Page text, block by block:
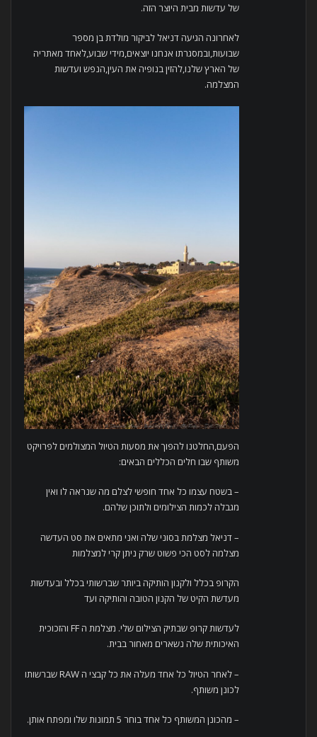
של עדשות מבית היוצר הזה.
לאחרונה הגיעה דניאל לביקור מולדת בן מספר
שבועות,ובמסגרתו אנחנו יוצאים,מידי שבוע,לאחד מאתריה
של הארץ שלנו,להזין בנופיה את העין,הנפש ועדשות
המצלמה.
הפעם,החלטנו להפוך את מסעות הטיול המצולמים לפרויקט
משותף שבו חלים הכללים הבאים:
– בשטח עצמו כל אחד חופשי לצלם מה שנראה לו ואין
מגבלה לכמות הצילומים ולתוכן שלהם.
– דניאל מצלמת בסוני שלה ואני מתאים את סט העדשה
מצלמה לסט הכי פשוט שרק ניתן קרי למצלמות
הקרופ בכלל ולקנון הותיקה ביותר שברשותי בכלל ובעדשות
מעדשת הקיט של הקנון הטובה והותיקה ועד
לעדשות קרופ שבתיק הצילום שלי. מצלמת ה FF והזכוכית
האיכותית שלה נשארים מאחור בבית.
– לאחר הטיול כל אחד מעלה את כל קבצי ה RAW שברשותו
לכונן משותף.
– מהכונן המשותף כל אחד בוחר 5 תמונות שלו ומפתח אותן.